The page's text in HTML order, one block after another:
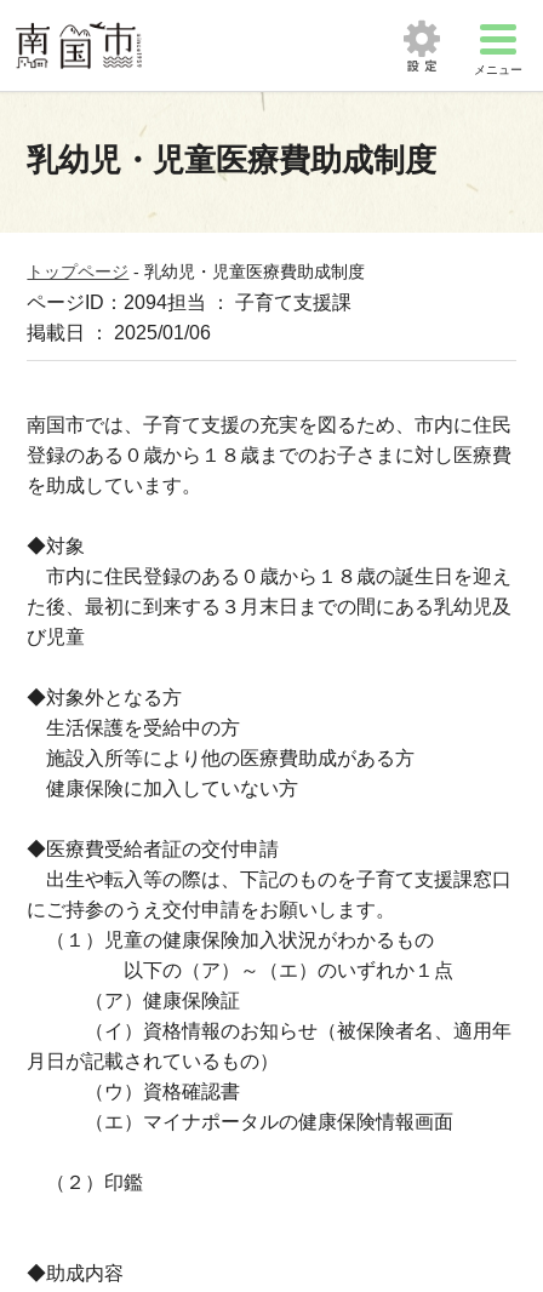
メニュー
乳幼児・児童医療費助成制度
トップページ -乳幼児・児童医療費助成制度
ページID：2094担当 ： 子育て支援課
掲載日 ： 2025/01/06
南国市では、子育て支援の充実を図るため、市内に住民
登録のある０歳から１８歳までのお子さまに対し医療費
を助成しています。
◆対象
市内に住民登録のある０歳から１８歳の誕生日を迎え
た後、最初に到来する３月末日までの間にある乳幼児及
び児童
◆対象外となる方
生活保護を受給中の方
施設入所等により他の医療費助成がある方
健康保険に加入していない方
◆医療費受給者証の交付申請
出生や転入等の際は、下記のものを子育て支援課窓口
にご持参のうえ交付申請をお願いします。
（１）児童の健康保険加入状況がわかるもの
以下の（ア）～（エ）のいずれか１点
（ア）健康保険証
（イ）資格情報のお知らせ（被保険者名、適用年
月日が記載されているもの）
（ウ）資格確認書
（エ）マイナポータルの健康保険情報画面
（２）印鑑
◆助成内容